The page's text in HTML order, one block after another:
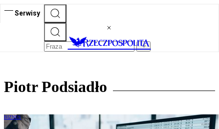
Serwisy
Piotr Podsiadło
BIZNES